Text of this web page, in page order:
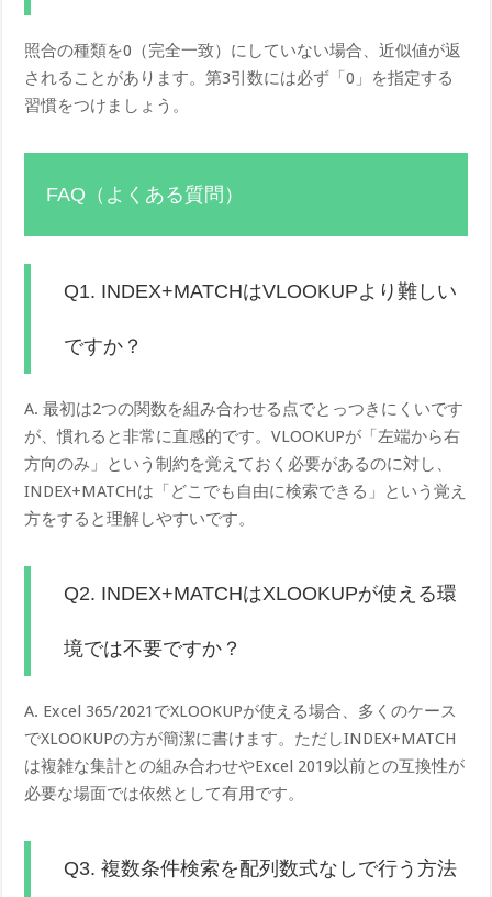
照合の種類を0（完全一致）にしていない場合、近似値が返
されることがあります。第3引数には必ず「0」を指定する
習慣をつけましょう。
FAQ（よくある質問）
Q1. INDEX+MATCHはVLOOKUPより難しい
ですか？
A. 最初は2つの関数を組み合わせる点でとっつきにくいです
が、慣れると非常に直感的です。VLOOKUPが「左端から右
方向のみ」という制約を覚えておく必要があるのに対し、
INDEX+MATCHは「どこでも自由に検索できる」という覚え
方をすると理解しやすいです。
Q2. INDEX+MATCHはXLOOKUPが使える環
境では不要ですか？
A. Excel 365/2021でXLOOKUPが使える場合、多くのケース
でXLOOKUPの方が簡潔に書けます。ただしINDEX+MATCH
は複雑な集計との組み合わせやExcel 2019以前との互換性が
必要な場面では依然として有用です。
Q3. 複数条件検索を配列数式なしで行う方法